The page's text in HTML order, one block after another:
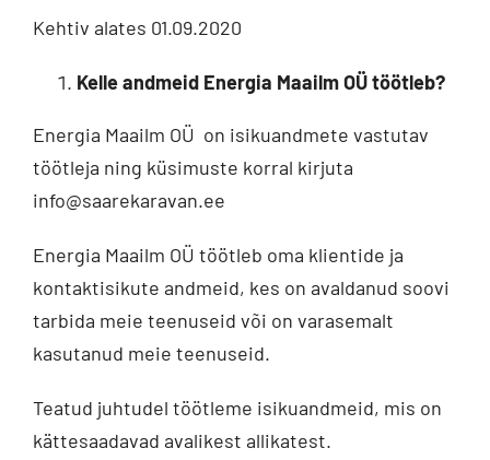
Kehtiv alates 01.09.2020
Kelle andmeid Energia Maailm OÜtöötleb?
Energia Maailm OÜ on isikuandmete vastutav
töötleja ning küsimuste korral kirjuta
info@saarekaravan.ee
Energia Maailm OÜ töötleb oma klientide ja
kontaktisikute andmeid, kes on avaldanud soovi
tarbida meie teenuseid või on varasemalt
kasutanud meie teenuseid.
Teatud juhtudel töötleme isikuandmeid, mis on
kättesaadavad avalikest allikatest.